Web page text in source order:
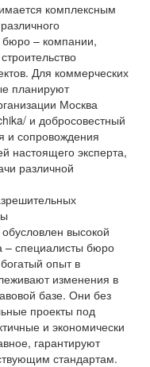
комплексным
бюро – компании,
Для коммерческих
планируют
Москва
и добросовестный
и сопровождения
настоящего эксперта,
различной
высокой
– специалисты бюро
опыт в
изменения в
базе. Они без
проекты под
и экономически
гарантируют
стандартам.